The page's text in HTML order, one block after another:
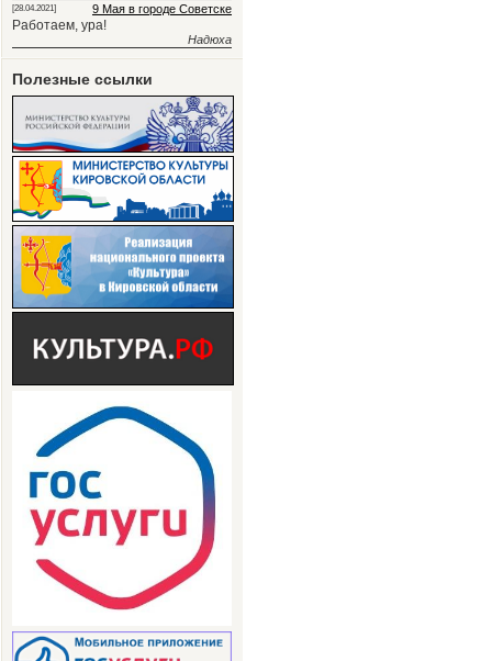
[28.04.2021] 9 Мая в городе Советске
Работаем, ура!
Надюха
Полезные ссылки